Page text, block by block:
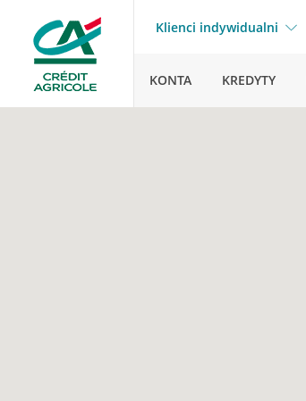
Klienci indywidualni
KONTA KREDYTY